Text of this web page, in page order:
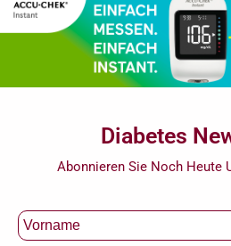
Diabetes
Abonnieren Sie Noch Heute